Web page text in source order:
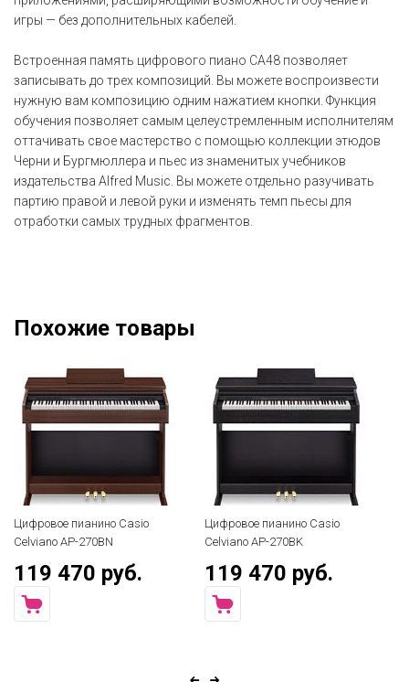
игры — без дополнительных кабелей.
Встроенная память цифрового пиано CA48 позволяет
записывать до трех композиций. Вы можете воспроизвести
нужную вам композицию одним нажатием кнопки. Функция
обучения позволяет самым целеустремленным исполнителям
оттачивать свое мастерство с помощью коллекции этюдов
Черни и Бургмюллера и пьес из знаменитых учебников
издательства Alfred Music. Вы можете отдельно разучивать
партию правой и левой руки и изменять темп пьесы для
отработки самых трудных фрагментов.
Похожие товары
Цифровое пианино Casio
Celviano AP-270BN
119 470 руб.
Цифровое пианино Casio
Celviano AP-270BK
119 470 руб.